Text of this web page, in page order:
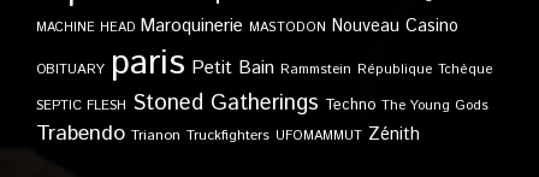
MACHINE HEAD Maroquinerie MASTODON Nouveau Casino
OBITUARY paris Petit Bain Rammstein République Tchèque
SEPTIC FLESH Stoned Gatherings Techno The Young Gods
Trabendo Trianon Truckfighters UFOMAMMUT Zénith